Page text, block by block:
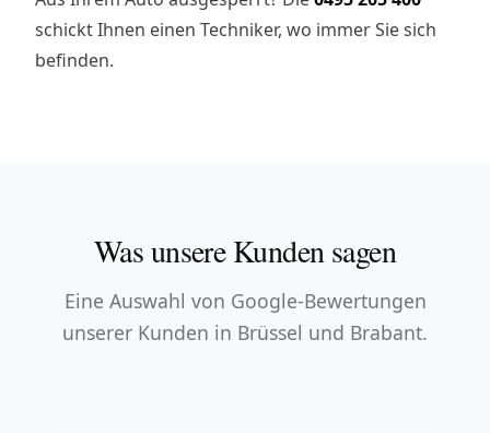
schickt Ihnen einen Techniker, wo immer Sie sich
befinden.
Was unsere Kunden sagen
Eine Auswahl von Google-Bewertungen
unserer Kunden in Brüssel und Brabant.